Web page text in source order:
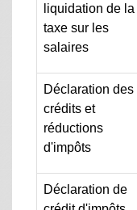
liquidation de la
taxe sur les
salaires
Déclaration des
crédits et
réductions
d'impôts
Déclaration de